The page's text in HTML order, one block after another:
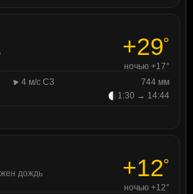
+29°
ночью +17°
4 м/с СЗ
744 мм
1:30 → 14:44
дождь +12°
ночью +12°